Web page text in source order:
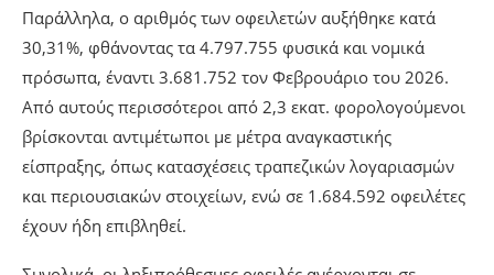
Παράλληλα, ο αριθμός των οφειλετών αυξήθηκε κατά
30,31%, φθάνοντας τα 4.797.755 φυσικά και νομικά
πρόσωπα, έναντι 3.681.752 τον Φεβρουάριο του 2026.
Από αυτούς περισσότεροι από 2,3 εκατ. φορολογούμενοι
βρίσκονται αντιμέτωποι με μέτρα αναγκαστικής
είσπραξης, όπως κατασχέσεις τραπεζικών λογαριασμών
και περιουσιακών στοιχείων, ενώ σε 1.684.592 οφειλέτες
έχουν ήδη επιβληθεί.